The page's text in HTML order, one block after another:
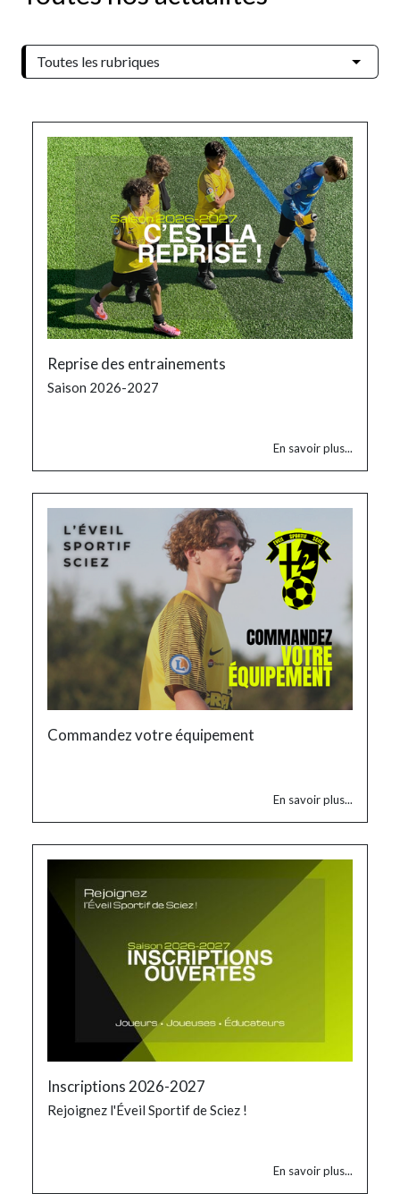
Reprise des entrainements
Saison 2026-2027
En savoir plus...
Commandez votre équipement
En savoir plus...
Inscriptions 2026-2027
Rejoignez l'Éveil Sportif de Sciez !
En savoir plus...